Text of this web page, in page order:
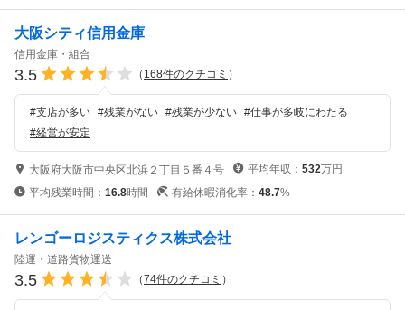
大阪シティ信用金庫
信用金庫・組合
3.5 （ 168件のクチコミ ）
#支店が多い #残業がない #残業が少ない #仕事が多岐にわたる
#経営が安定
大阪府大阪市中央区北浜２丁目５番４号 平均年収： 532万円
平均残業時間： 16.8時間 有給休暇消化率： 48.7%
レンゴーロジスティクス株式会社
陸運・道路貨物運送
3.5 （74件のクチコミ ）